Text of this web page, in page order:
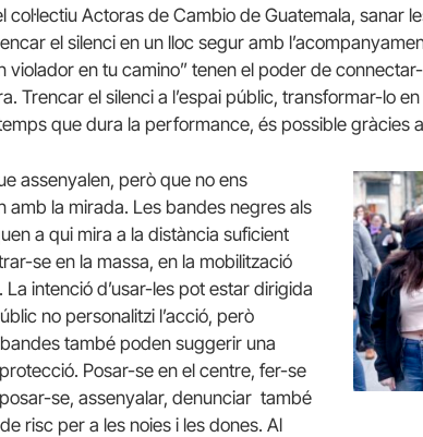
col·lectiu Actoras de Cambio de Guatemala, sanar
el silenci en un lloc segur amb
violador en tu camino” tenen el poder de
Trencar el silenci a l’espai públic, transformar-lo
que dura la performance, és possible gràcies
assenyalen, però que no ens
amb la mirada. Les bandes negres als
a qui mira a la distància suficient
se en la massa, en la mobilització
La intenció d’usar-les pot estar dirigida
no personalitzi l’acció, però
també poden suggerir una
Posar-se en el centre, fer-se
se, assenyalar, denunciar també
risc per a les noies i les dones. Al